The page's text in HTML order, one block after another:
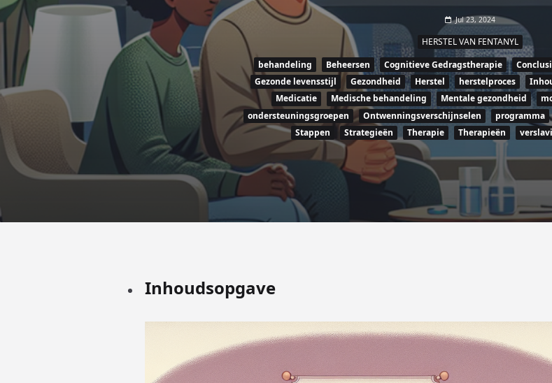
Jul 23, 2024
HERSTEL VAN FENTANYL
behandeling
Beheersen Cognitieve Gedragstherapie
Gezonde levensstijl
Gezondheid Herstel herstelproces
Medicatie
Medische behandeling Mentale gezondheid
ondersteuningsgroepen
Ontwenningsverschijnselen programma
Stappen
Strategieën Therapie Therapieën
Inhoudsopgave